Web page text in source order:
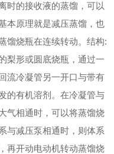
时的接收液的蒸馏，可以
本原理就是减压蒸馏，也
馏烧瓶在连续转动。结构:
梨形或圆底烧瓶，通过一
流冷凝管另一开口与带有
的有机溶剂。在冷凝管与
气相通时，可以将蒸馏烧
与减压泵相通时，则体系
再开动电动机转动蒸馏烧